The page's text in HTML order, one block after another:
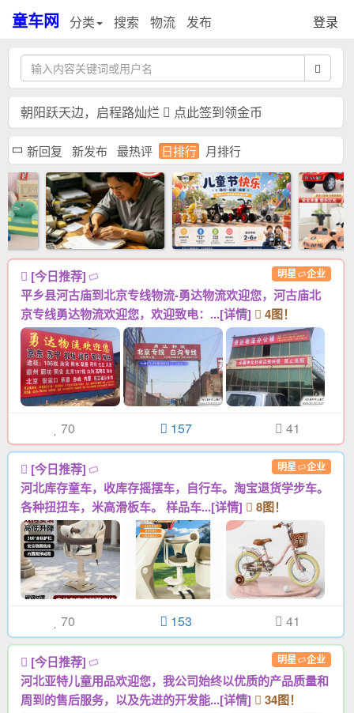
童车网 分类 搜索 物流 发布 登录
朝阳跃天边，启程路灿烂 点此签到领金币
新回复 新发布 最热评 日排行 月排行
[今日推荐] 明星 企业
平乡县河古庙到北京专线物流-勇达物流欢迎您，河古庙北
京专线勇达物流欢迎您，欢迎致电：...[详情]
4图！
70 157 41
[今日推荐] 明星 企业
河北库存童车，收库存摇摆车，自行车。淘宝退货学步车。
各种扭扭车，米高滑板车。 样品车...[详情]
8图！
70 153 41
[今日推荐] 明星 企业
河北亚特儿童用品欢迎您，我公司始终以优质的产品质量和
周到的售后服务，以及先进的开发能...[详情]
34图！